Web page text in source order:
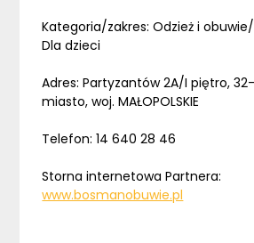
Kategoria/zakres: Odzież i
Dla dzieci
Adres: Partyzantów 2A/I piętro,
miasto, woj. MAŁOPOLSKIE
Telefon: 14 640 28 46
Storna internetowa Partnera:
www.bosmanobuwie.pl